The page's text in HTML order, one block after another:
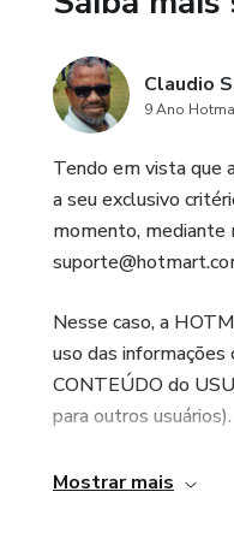
Claudio
9 Ano
Tendo em vista que
a seu exclusivo
momento, mediante
Nesse caso, a
uso das
CONTEÚDO do
para outros usuários).
O conteúdo do
Mostrar mais